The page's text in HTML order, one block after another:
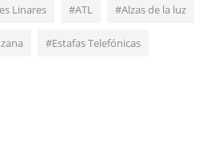
Linares #ATL #Alzas de la luz
#Estafas Telefónicas